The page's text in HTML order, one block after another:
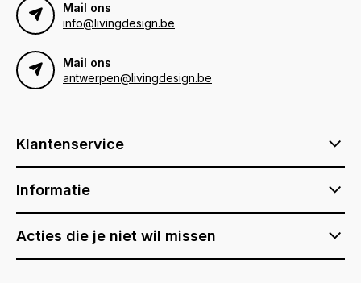
Mail ons
info@livingdesign.be
Mail ons
antwerpen@livingdesign.be
Klantenservice
Informatie
Acties die je niet wil missen